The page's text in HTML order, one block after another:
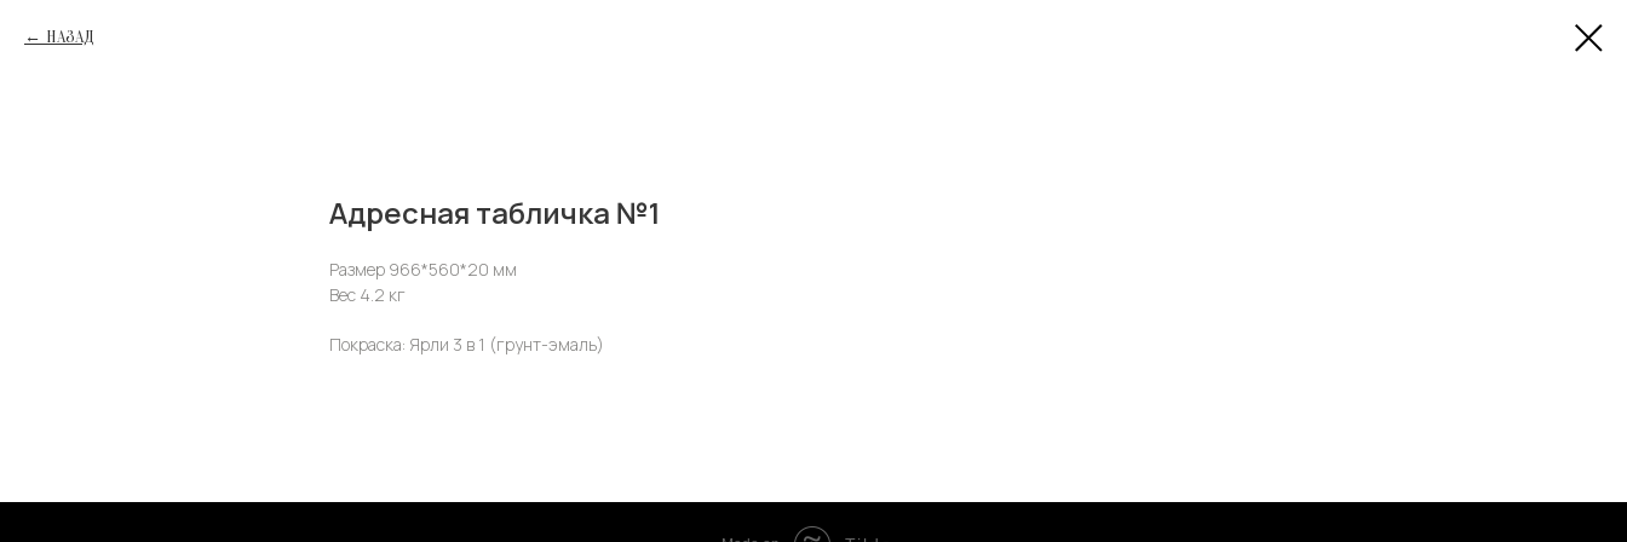
НАЗАД
Адресная табличка №1
Размер 966*560*20 мм
Вес 4.2 кг
Покраска: Ярли 3 в 1 (грунт-эмаль)